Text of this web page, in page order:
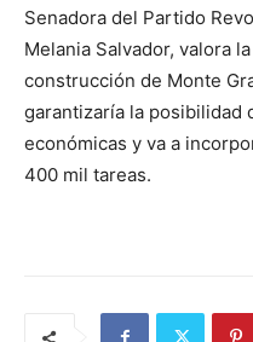
Senadora del Partido
Melania Salvador, valora
construcción de Monte
garantizaría la posibilidad
económicas y va a
400 mil tareas.